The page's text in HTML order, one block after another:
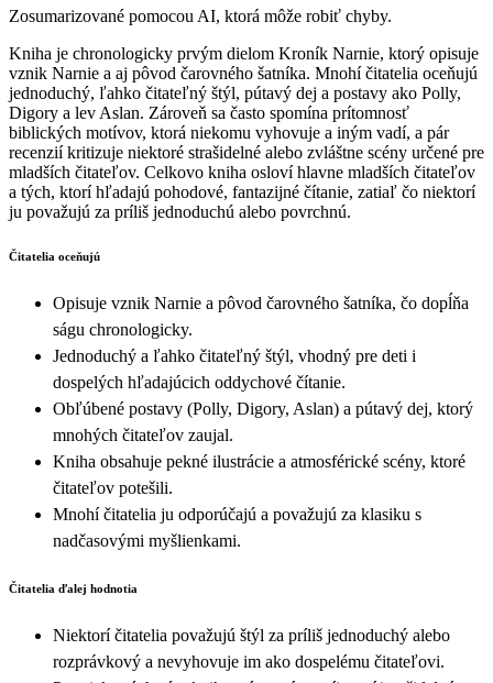
Zosumarizované pomocou AI, ktorá môže robiť chyby.
Kniha je chronologicky prvým dielom Kroník Narnie, ktorý opisuje
vznik Narnie a aj pôvod čarovného šatníka. Mnohí čitatelia oceňujú
jednoduchý, ľahko čitateľný štýl, pútavý dej a postavy ako Polly,
Digory a lev Aslan. Zároveň sa často spomína prítomnosť
biblických motívov, ktorá niekomu vyhovuje a iným vadí, a pár
recenzií kritizuje niektoré strašidelné alebo zvláštne scény určené pre
mladších čitateľov. Celkovo kniha osloví hlavne mladších čitateľov
a tých, ktorí hľadajú pohodové, fantazijné čítanie, zatiaľ čo niektorí
ju považujú za príliš jednoduchú alebo povrchnú.
Čitatelia oceňujú
Opisuje vznik Narnie a pôvod čarovného šatníka, čo dopĺňa
ságu chronologicky.
Jednoduchý a ľahko čitateľný štýl, vhodný pre deti i
dospelých hľadajúcich oddychové čítanie.
Obľúbené postavy (Polly, Digory, Aslan) a pútavý dej, ktorý
mnohých čitateľov zaujal.
Kniha obsahuje pekné ilustrácie a atmosférické scény, ktoré
čitateľov potešili.
Mnohí čitatelia ju odporúčajú a považujú za klasiku s
nadčasovými myšlienkami.
Čitatelia ďalej hodnotia
Niektorí čitatelia považujú štýl za príliš jednoduchý alebo
rozprávkový a nevyhovuje im ako dospelému čitateľovi.